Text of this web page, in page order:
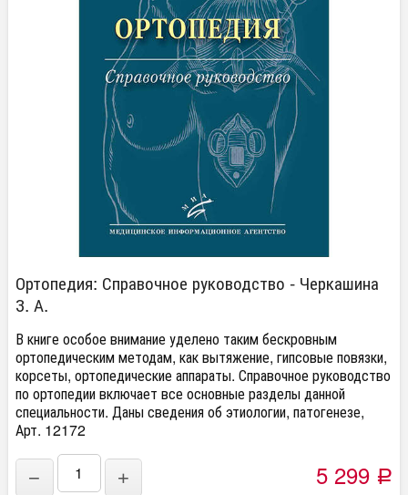
Ортопедия: Справочное руководство - Черкашина
З. А.
В книге особое внимание уделено таким бескровным
ортопедическим методам, как вытяжение, гипсовые повязки,
корсеты, ортопедические аппараты. Справочное руководство
по ортопедии включает все основные разделы данной
специальности. Даны сведения об этиологии, патогенезе,
Арт. 12172
− + 5 299 Р